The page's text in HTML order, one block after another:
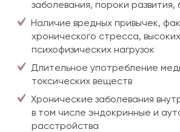
заболевания, пороки развития,
Наличие вредных привычек,
хронического стресса, высоких
психофизических нагрузок
Длительное употребление
токсических веществ
Хронические заболевания
в том числе эндокринные и
расстройства